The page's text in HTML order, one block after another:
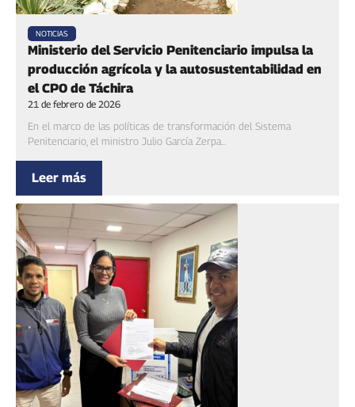
NOTICIAS
Ministerio del Servicio Penitenciario impulsa la
producción agrícola y la autosustentabilidad en
el CPO de Táchira
21 de febrero de 2026
En el marco de las políticas de transformación del Sistema
Penitenciario, el ministro Julio García Zerpa...
Leer más